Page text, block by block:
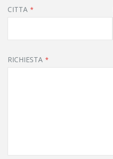
CITTA
RICHIESTA